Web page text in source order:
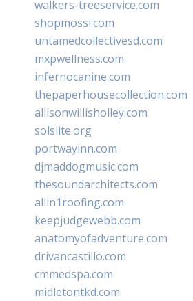
walkers-treeservice.com
shopmossi.com
untamedcollectivesd.com
mxpwellness.com
infernocanine.com
thepaperhousecollection.com
allisonwillisholley.com
solslite.org
portwayinn.com
djmaddogmusic.com
thesoundarchitects.com
allin1roofing.com
keepjudgewebb.com
anatomyofadventure.com
drivancastillo.com
cmmedspa.com
midletontkd.com